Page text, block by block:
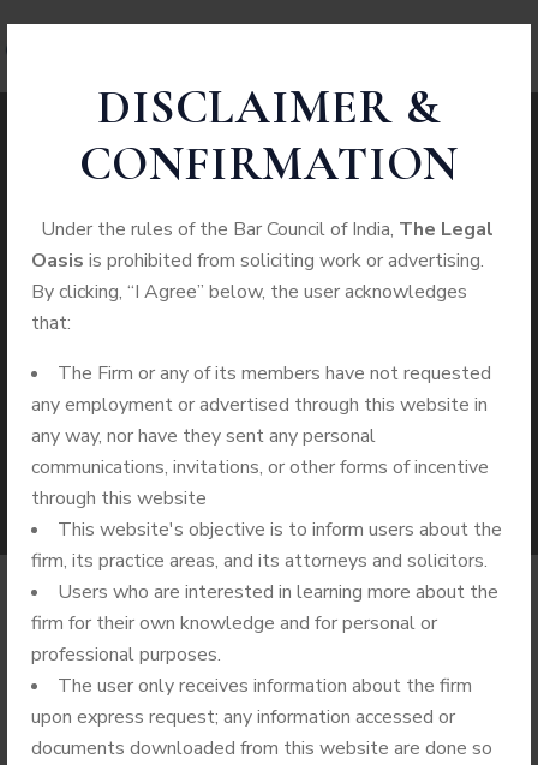
DISCLAIMER &
CONFIRMATION
Under the rules of the Bar Council of India, The Legal
Oasis is prohibited from soliciting work or advertising.
By clicking, “I Agree” below, the user acknowledges
that:
The Firm or any of its members have not requested
any employment or advertised through this website in
any way, nor have they sent any personal
communications, invitations, or other forms of incentive
through this website
This website's objective is to inform users about the
firm, its practice areas, and its attorneys and solicitors.
Users who are interested in learning more about the
firm for their own knowledge and for personal or
professional purposes.
The user only receives information about the firm
upon express request; any information accessed or
documents downloaded from this website are done so
Vulkan Vegas
Recenzja 2024: 6000
Zł I 150 Darmowych
Spinó
BY
SEPTEMBER 11, 2024
NO COMMENTS
BUSINESS LAW